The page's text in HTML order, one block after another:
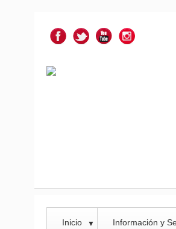
Inicio ▼ Información y